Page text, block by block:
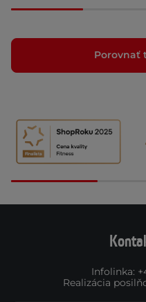
Porovnať
Infolinka:
Realizácia